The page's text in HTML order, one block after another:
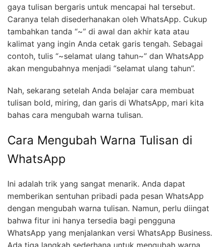
gaya tulisan bergaris untuk mencapai hal tersebut.
Caranya telah disederhanakan oleh WhatsApp. Cukup
tambahkan tanda “~” di awal dan akhir kata atau
kalimat yang ingin Anda cetak garis tengah. Sebagai
contoh, tulis “~selamat ulang tahun~” dan WhatsApp
akan mengubahnya menjadi “selamat ulang tahun”.
Nah, sekarang setelah Anda belajar cara membuat
tulisan bold, miring, dan garis di WhatsApp, mari kita
bahas cara mengubah warna tulisan.
Cara Mengubah Warna Tulisan di
WhatsApp
Ini adalah trik yang sangat menarik. Anda dapat
memberikan sentuhan pribadi pada pesan WhatsApp
dengan mengubah warna tulisan. Namun, perlu diingat
bahwa fitur ini hanya tersedia bagi pengguna
WhatsApp yang menjalankan versi WhatsApp Business.